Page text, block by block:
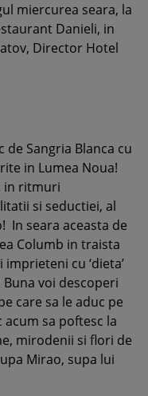
miercurea seara, la
Danieli, in
Director Hotel
de Sangria Blanca cu
in Lumea Noua!
in ritmuri
si seductiei, al
In seara aceasta de
Columb in traista
cu ‘dieta’
voi descoperi
care sa le aduc pe
sa poftesc la
mirodenii si flori de
Mirao, supa lui